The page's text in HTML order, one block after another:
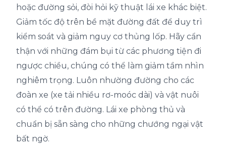
hoặc đường sỏi, đòi hỏi kỹ thuật lái xe khác biệt.
Giảm tốc độ trên bề mặt đường đất để duy trì
kiểm soát và giảm nguy cơ thủng lốp. Hãy cẩn
thận với những đám bụi từ các phương tiện đi
ngược chiều, chúng có thể làm giảm tầm nhìn
nghiêm trọng. Luôn nhường đường cho các
đoàn xe (xe tải nhiều rơ-moóc dài) và vật nuôi
có thể có trên đường. Lái xe phòng thủ và
chuẩn bị sẵn sàng cho những chướng ngại vật
bất ngờ.